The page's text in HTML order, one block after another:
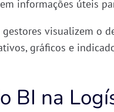
informações úteis
visualizem o
gráficos e
BI na